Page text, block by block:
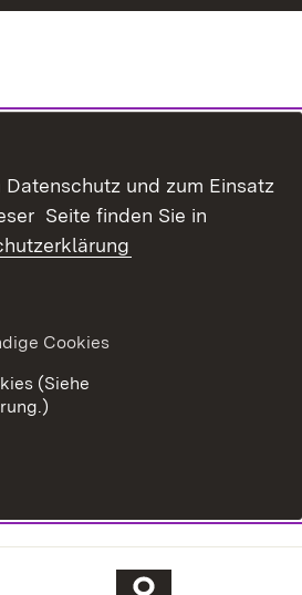
und zum Einsatz
Seite finden Sie in
Cookies
(Siehe